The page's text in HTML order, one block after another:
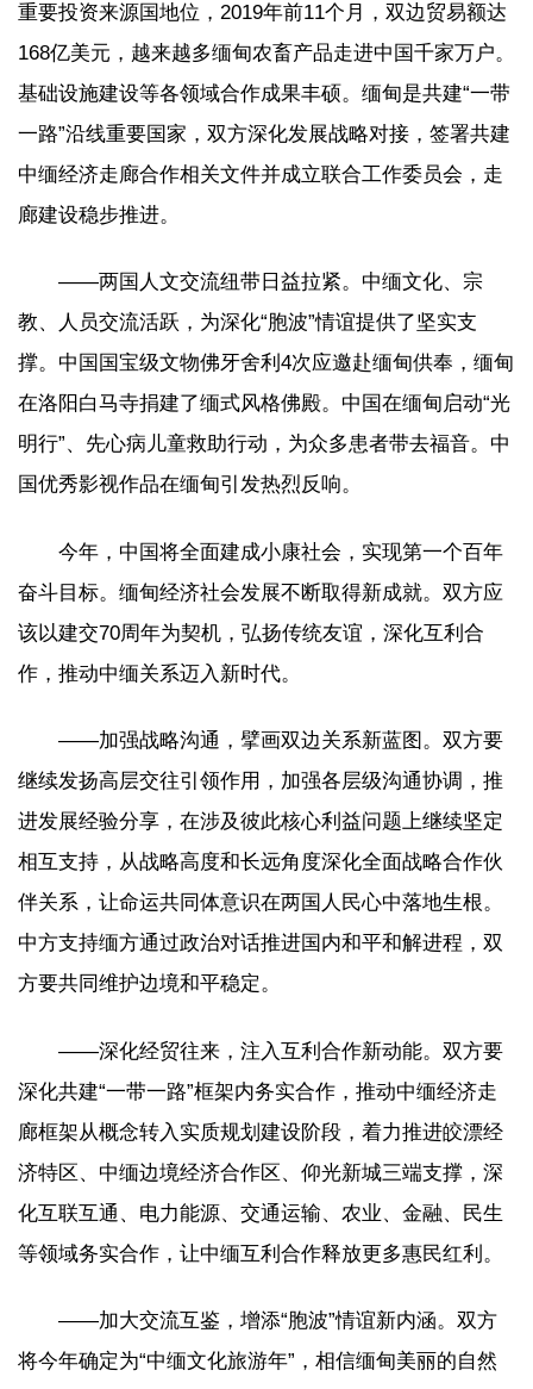
重要投资来源国地位，2019年前11个月，双边贸易额达
168亿美元，越来越多缅甸农畜产品走进中国千家万户。
基础设施建设等各领域合作成果丰硕。缅甸是共建“一带
一路”沿线重要国家，双方深化发展战略对接，签署共建
中缅经济走廊合作相关文件并成立联合工作委员会，走
廊建设稳步推进。
——两国人文交流纽带日益拉紧。中缅文化、宗
教、人员交流活跃，为深化“胞波”情谊提供了坚实支
撑。中国国宝级文物佛牙舍利4次应邀赴缅甸供奉，缅甸
在洛阳白马寺捐建了缅式风格佛殿。中国在缅甸启动“光
明行”、先心病儿童救助行动，为众多患者带去福音。中
国优秀影视作品在缅甸引发热烈反响。
今年，中国将全面建成小康社会，实现第一个百年
奋斗目标。缅甸经济社会发展不断取得新成就。双方应
该以建交70周年为契机，弘扬传统友谊，深化互利合
作，推动中缅关系迈入新时代。
——加强战略沟通，擘画双边关系新蓝图。双方要
继续发扬高层交往引领作用，加强各层级沟通协调，推
进发展经验分享，在涉及彼此核心利益问题上继续坚定
相互支持，从战略高度和长远角度深化全面战略合作伙
伴关系，让命运共同体意识在两国人民心中落地生根。
中方支持缅方通过政治对话推进国内和平和解进程，双
方要共同维护边境和平稳定。
——深化经贸往来，注入互利合作新动能。双方要
深化共建“一带一路”框架内务实合作，推动中缅经济走
廊框架从概念转入实质规划建设阶段，着力推进皎漂经
济特区、中缅边境经济合作区、仰光新城三端支撑，深
化互联互通、电力能源、交通运输、农业、金融、民生
等领域务实合作，让中缅互利合作释放更多惠民红利。
——加大交流互鉴，增添“胞波”情谊新内涵。双方
将今年确定为“中缅文化旅游年”，相信缅甸美丽的自然